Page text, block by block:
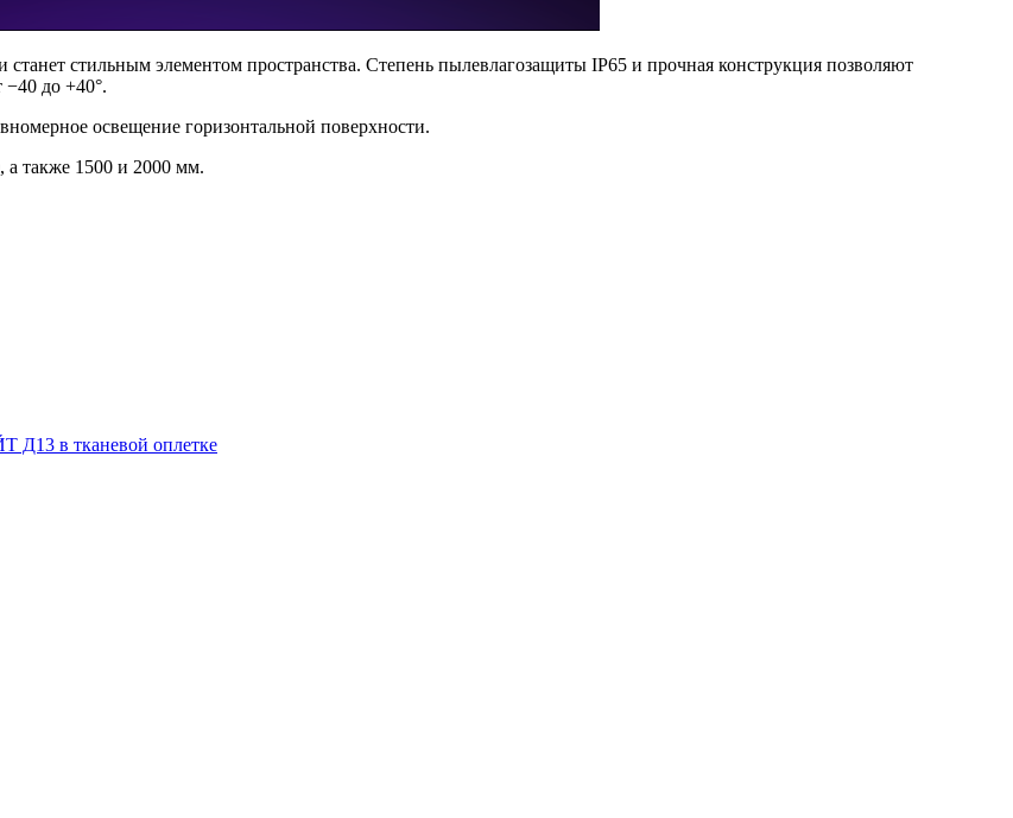
стильным элементом пространства. Степень пылевлагозащиты IP65 и прочная конструкция позволяют
−40 до +40°.
освещение горизонтальной поверхности.
а также 1500 и 2000 мм.
в тканевой оплетке